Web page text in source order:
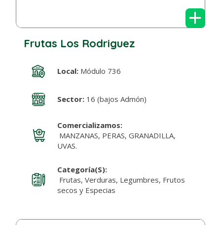
+
Frutas Los Rodriguez
Local:Módulo 736
Sector:16 (bajos Admón)
Comercializamos:
MANZANAS, PERAS, GRANADILLA,
UVAS.
Categoría(s):
Frutas, Verduras, Legumbres, Frutos
secos y Especias